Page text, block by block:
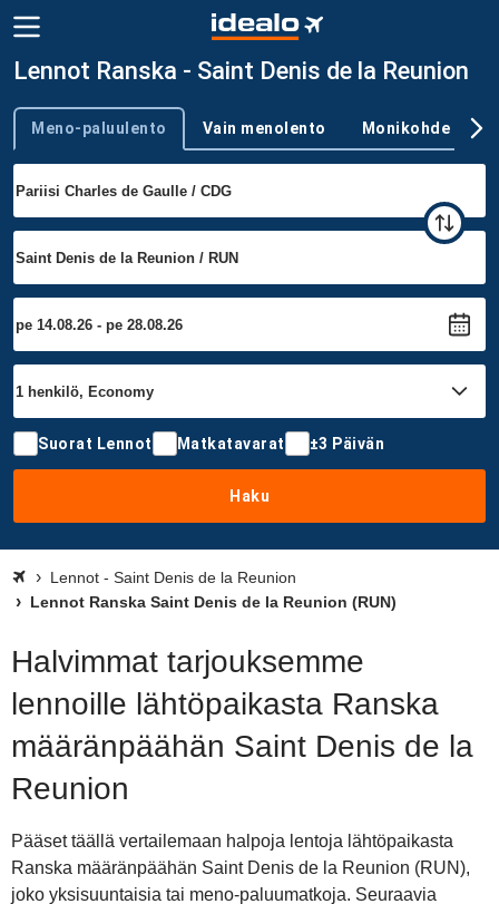
Lennot Ranska - Saint Denis de la Reunion
Trip type
Meno-paluulento Vain menolento Monikohde
Suorat Lennot Matkatavarat ±3 Päivän
Haku
Lennot - Saint Denis de la Reunion
Lennot Ranska Saint Denis de la Reunion (RUN)
Halvimmat tarjouksemme
lennoille lähtöpaikasta Ranska
määränpäähän Saint Denis de la
Reunion
Pääset täällä vertailemaan halpoja lentoja lähtöpaikasta
Ranska määränpäähän Saint Denis de la Reunion (RUN),
joko yksisuuntaisia tai meno-paluumatkoja. Seuraavia